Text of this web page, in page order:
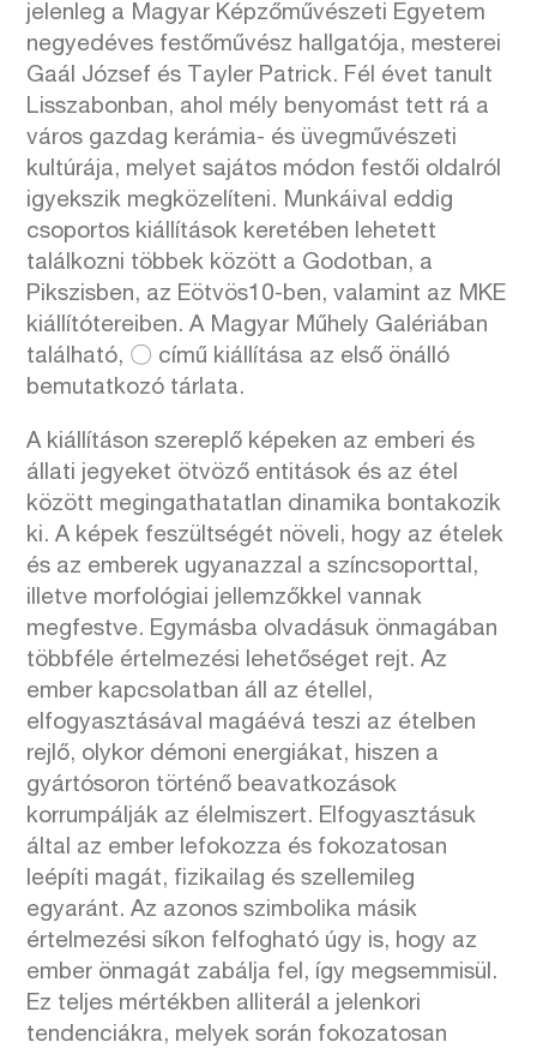
jelenleg a Magyar Képzőművészeti Egyetem
negyedéves festőművész hallgatója, mesterei
Gaál József és Tayler Patrick. Fél évet tanult
Lisszabonban, ahol mély benyomást tett rá a
város gazdag kerámia- és üvegművészeti
kultúrája, melyet sajátos módon festői oldalról
igyekszik megközelíteni. Munkáival eddig
csoportos kiállítások keretében lehetett
találkozni többek között a Godotban, a
Pikszisben, az Eötvös10-ben, valamint az MKE
kiállítótereiben. A Magyar Műhely Galériában
található, 〇 című kiállítása az első önálló
bemutatkozó tárlata.
A kiállításon szereplő képeken az emberi és
állati jegyeket ötvöző entitások és az étel
között megingathatatlan dinamika bontakozik
ki. A képek feszültségét növeli, hogy az ételek
és az emberek ugyanazzal a színcsoporttal,
illetve morfológiai jellemzőkkel vannak
megfestve. Egymásba olvadásuk önmagában
többféle értelmezési lehetőséget rejt. Az
ember kapcsolatban áll az étellel,
elfogyasztásával magáévá teszi az ételben
rejlő, olykor démoni energiákat, hiszen a
gyártósoron történő beavatkozások
korrumpálják az élelmiszert. Elfogyasztásuk
által az ember lefokozza és fokozatosan
leépíti magát, fizikailag és szellemileg
egyaránt. Az azonos szimbolika másik
értelmezési síkon felfogható úgy is, hogy az
ember önmagát zabálja fel, így megsemmisül.
Ez teljes mértékben alliterál a jelenkori
tendenciákra, melyek során fokozatosan